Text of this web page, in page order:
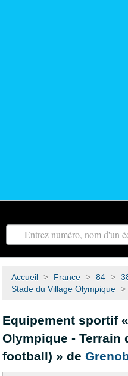
Accueil
Autour de moi
Toutes les régions
Contact
Recherche avancée
Accueil > France > 84 >
Stade du Village Olympique >
Equipement sportif
Olympique - Terrain
football) » de